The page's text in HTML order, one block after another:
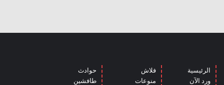
الرئيسية
ورد الآن
فلاش
منوعات
حوادث
طافشين